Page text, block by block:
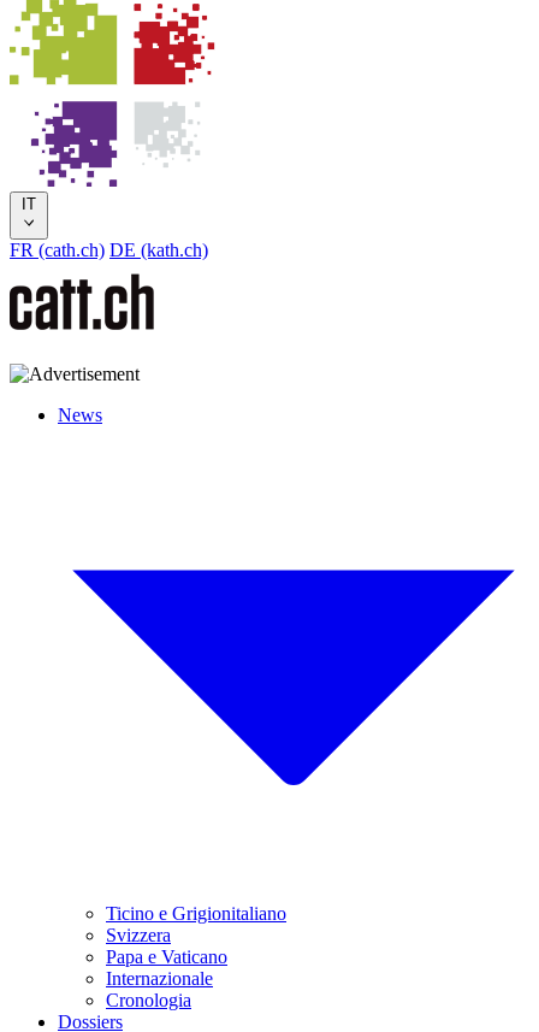
IT
FR (cath.ch) DE (kath.ch)
News
Ticino e Grigionitaliano
Svizzera
Papa e Vaticano
Internazionale
Cronologia
Dossiers